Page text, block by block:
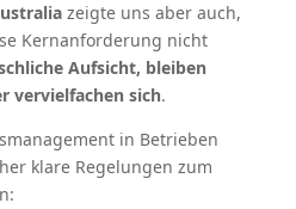
zeigte uns aber auch,
Kernanforderung nicht
Aufsicht, bleiben
vervielfachen sich.
in Betrieben
klare Regelungen zum